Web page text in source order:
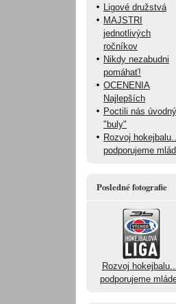
Ligové družstvá
MAJSTRI
jednotlivých
ročníkov
Nikdy nezabudni
pomáhať!
OCENENIA
Najlepších
Poctili nás
"buly"
Rozvoj
podporujeme
Posledné fotografie
Rozvoj
podporujeme